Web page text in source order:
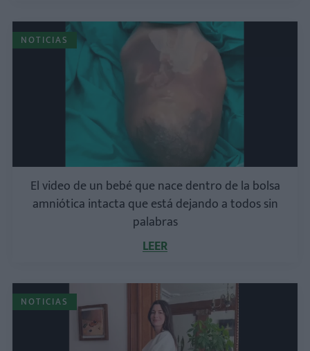
NOTICIAS
El video de un bebé que nace dentro de la bolsa
amniótica intacta que está dejando a todos sin
palabras
LEER
NOTICIAS